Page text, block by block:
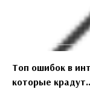
Топ ошибок в
которые крадут..